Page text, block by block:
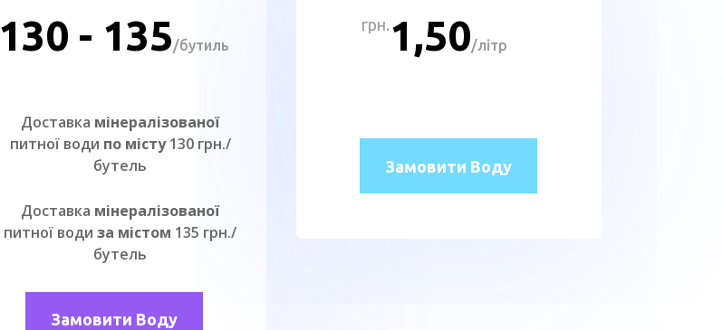
130 - 135/бутиль
Доставка мінералізованої
питної води по місту130 грн./
бутель
Доставка мінералізованої
питної водиза містом 135 грн./
бутель
Замовити Воду
грн. 1,50/літр
Замовити Воду